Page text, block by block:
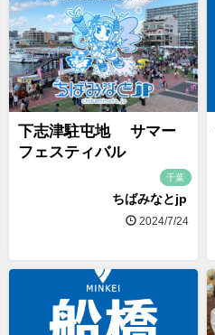
下志津駐屯地 サマー
フェスティバル
千葉
ちばみなとjp
2024/7/24